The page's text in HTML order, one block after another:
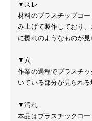
▼スレ
材料のプラスチップコ
み上げて製作しており
に擦れのようなものが見
▼穴
作業の過程でプラスチ
いている部分が見られる
▼汚れ
本品はプラスチックコー